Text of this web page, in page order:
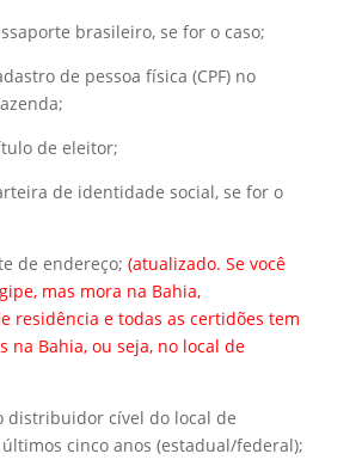
brasileiro, se for o caso;
de pessoa física (CPF) no
de eleitor;
de identidade social, se for o
de endereço; (atualizado. Se você
mas mora na Bahia,
residência e todas as certidões tem
na Bahia, ou seja, no local de
distribuidor cível do local de
cinco anos (estadual/federal);